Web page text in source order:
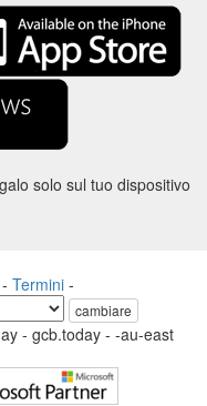
solo sul tuo dispositivo
- Termini -
cambiare
- gcb.today - -au-east